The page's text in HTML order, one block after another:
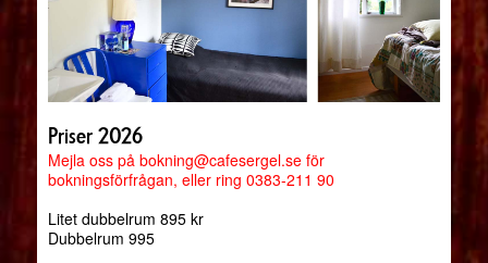
Priser 2026
Mejla oss på bokning@cafesergel.se för
bokningsförfrågan, eller ring 0383-211 90
Litet dubbelrum 895 kr
Dubbelrum 995